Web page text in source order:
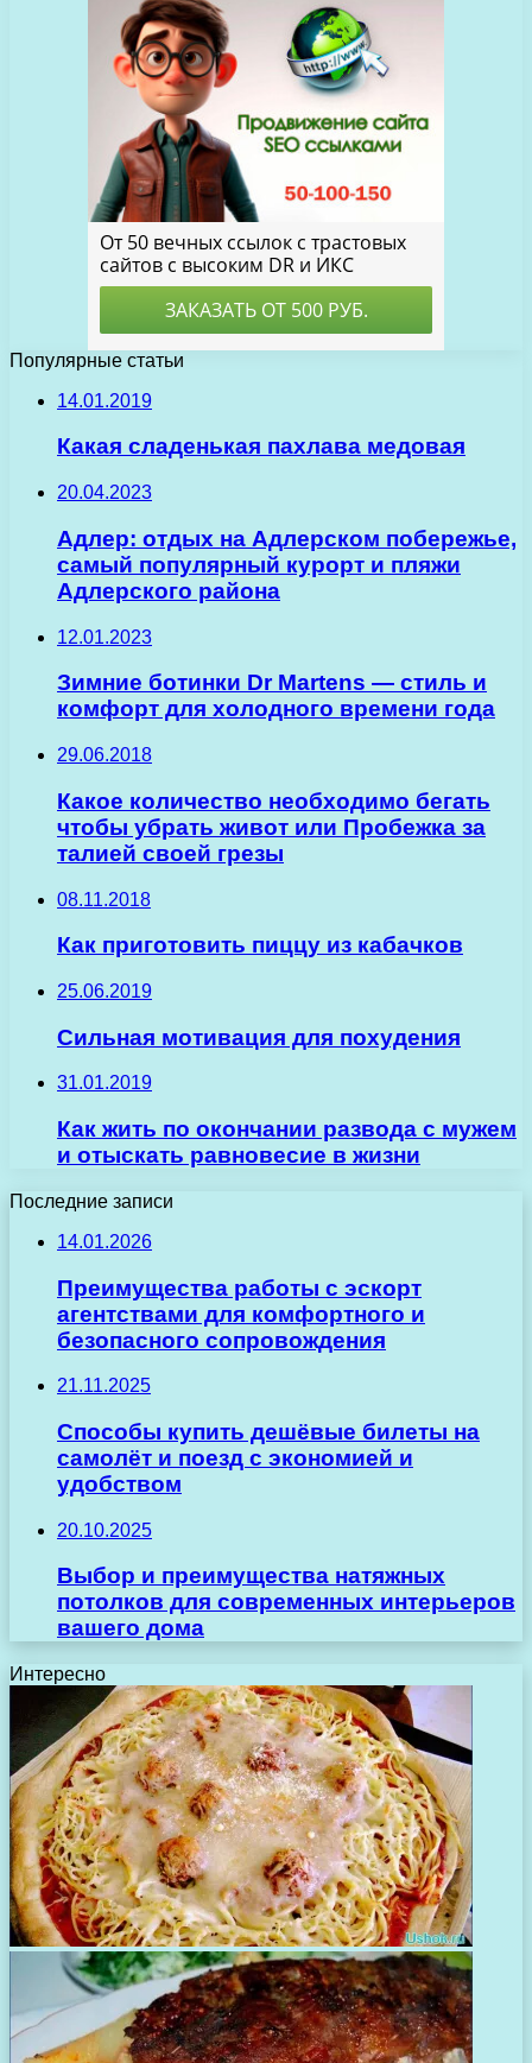
Популярные статьи
14.01.2019
Какая сладенькая пахлава медовая
20.04.2023
Адлер: отдых на Адлерском побережье,
самый популярный курорт и пляжи
Адлерского района
12.01.2023
Зимние ботинки Dr Martens — стиль и
комфорт для холодного времени года
29.06.2018
Какое количество необходимо бегать
чтобы убрать живот или Пробежка за
талией своей грезы
08.11.2018
Как приготовить пиццу из кабачков
25.06.2019
Сильная мотивация для похудения
31.01.2019
Как жить по окончании развода с мужем
и отыскать равновесие в жизни
Последние записи
14.01.2026
Преимущества работы с эскорт
агентствами для комфортного и
безопасного сопровождения
21.11.2025
Способы купить дешёвые билеты на
самолёт и поезд с экономией и
удобством
20.10.2025
Выбор и преимущества натяжных
потолков для современных интерьеров
вашего дома
Интересно